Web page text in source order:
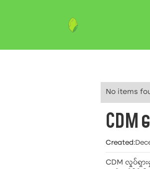
No items
CDM
Created:
CDM လှုပ်ရှာ